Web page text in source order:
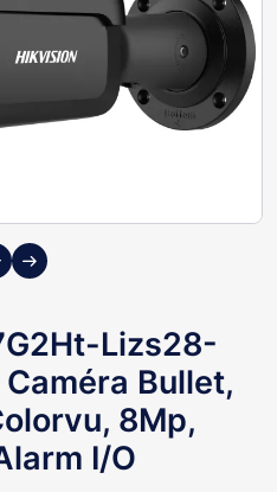
Next
Lizs28-
Bullet,
8Mp,
I/O